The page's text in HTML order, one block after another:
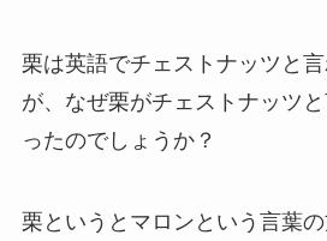
栗は英語でチェストナッツと
が、なぜ栗がチェストナッツ
ったのでしょうか？
栗というとマロンという言葉